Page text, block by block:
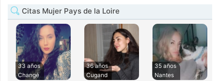
Citas Mujer Pays de la Loire
33 años
Changé
36 años
Cugand
35 años
Nantes